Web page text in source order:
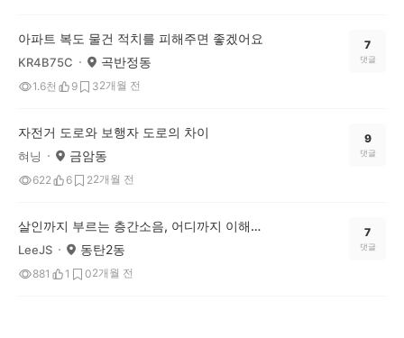
아파트 복도 물건 적치를 피해주면 좋겠어요
KR4B75C 곡반정동
1.6천 9 32개월 전
7
댓글
자전거 도로와 보행자 도로의 차이
혀닝 금암동
622 6 22개월 전
9
댓글
살인까지 부르는 층간소음, 어디까지 이해하고 어떻게 대처해야 할까요?
LeeJS 동탄2동
881 1 02개월 전
7
댓글